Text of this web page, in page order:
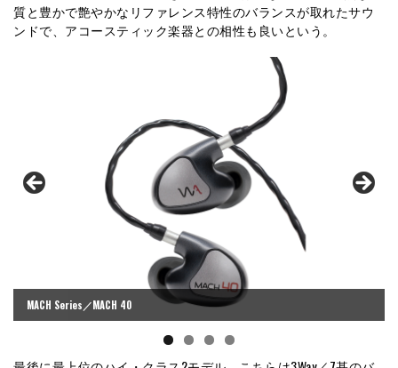
質と豊かで艶やかなリファレンス特性のバランスが取れたサウ
ンドで、アコースティック楽器との相性も良いという。
MACH Series／MACH 40